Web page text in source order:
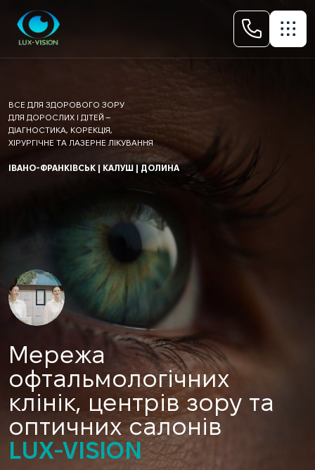
ВСЕ ДЛЯ ЗДОРОВОГО ЗОРУ
ДЛЯ ДОРОСЛИХ І ДІТЕЙ –
ДІАГНОСТИКА, КОРЕКЦІЯ,
ХІРУРГІЧНЕ ТА ЛАЗЕРНЕ ЛІКУВАННЯ
ІВАНО-ФРАНКІВСЬК | КАЛУШ | ДОЛИНА
Мережа
офтальмологічних
клінік, центрів зору та
оптичних салонів
LUX-VISION